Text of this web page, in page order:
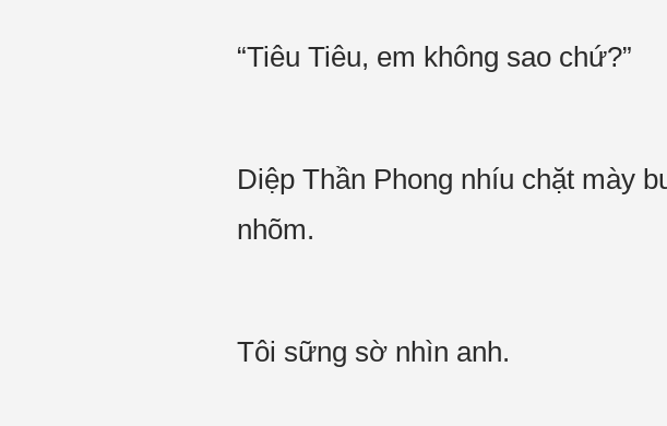
“Tiêu Tiêu, em không sao chứ?”
Diệp Thần Phong nhíu chặt mày
nhõm.
Tôi sững sờ nhìn anh.